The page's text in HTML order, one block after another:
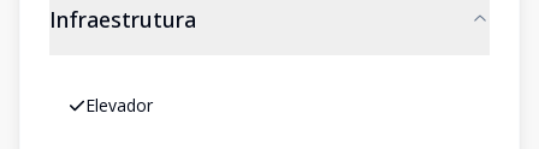
Infraestrutura
Elevador